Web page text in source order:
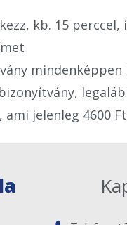
kb. 15
mindenképpen
ami jelenleg 4600